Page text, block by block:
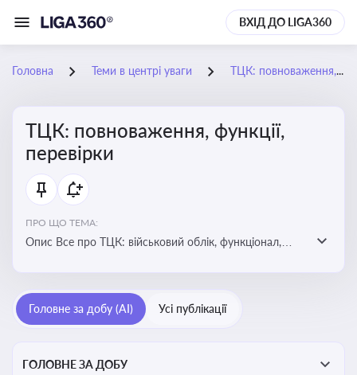
ВХІД ДО LIGA360
Головна Теми в центрі уваги ТЦК: повноваження, функції, перевірки
ТЦК: повноваження, функції,
перевірки
ПРО ЩО ТЕМА:
Опис Все про ТЦК: військовий облік, функціонал,
Головне за добу (AI) Усі публікації
ГОЛОВНЕ ЗА ДОБУ